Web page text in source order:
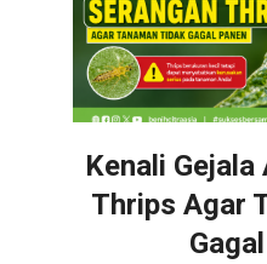
Kenali Gejala
Thrips Agar